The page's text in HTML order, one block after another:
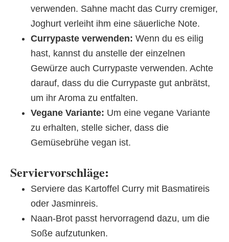
verwenden. Sahne macht das Curry cremiger,
Joghurt verleiht ihm eine säuerliche Note.
Currypaste verwenden: Wenn du es eilig
hast, kannst du anstelle der einzelnen
Gewürze auch Currypaste verwenden. Achte
darauf, dass du die Currypaste gut anbrätst,
um ihr Aroma zu entfalten.
Vegane Variante: Um eine vegane Variante
zu erhalten, stelle sicher, dass die
Gemüsebrühe vegan ist.
Serviervorschläge:
Serviere das Kartoffel Curry mit Basmatireis
oder Jasminreis.
Naan-Brot passt hervorragend dazu, um die
Soße aufzutunken.